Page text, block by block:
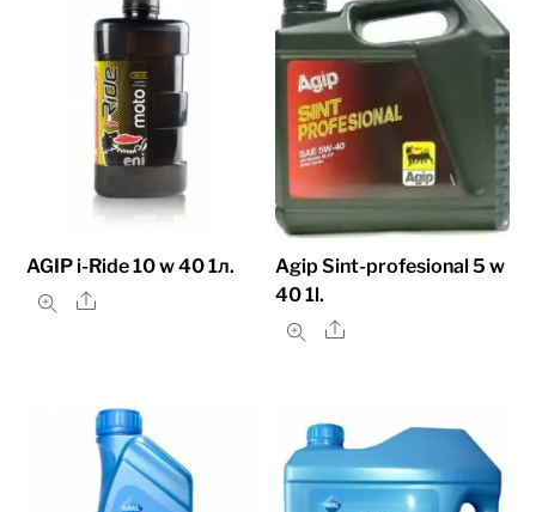
AGIP i-Ride 10 w 40 1л.
Share
Agip Sint-profesional 5 w
40 1l.
Share